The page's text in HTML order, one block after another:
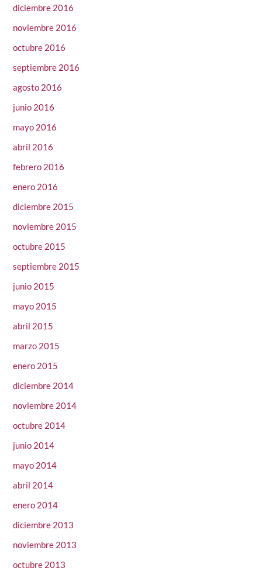
diciembre 2016
noviembre 2016
octubre 2016
septiembre 2016
agosto 2016
junio 2016
mayo 2016
abril 2016
febrero 2016
enero 2016
diciembre 2015
noviembre 2015
octubre 2015
septiembre 2015
junio 2015
mayo 2015
abril 2015
marzo 2015
enero 2015
diciembre 2014
noviembre 2014
octubre 2014
junio 2014
mayo 2014
abril 2014
enero 2014
diciembre 2013
noviembre 2013
octubre 2013